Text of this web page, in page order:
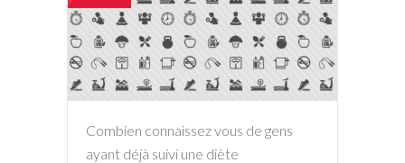
Combien connaissez vous de gens
ayant déjà suivi une diète